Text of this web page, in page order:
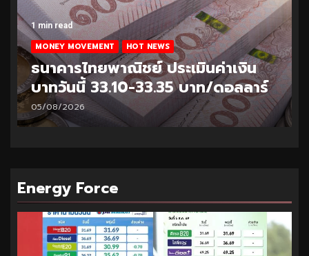
1 min read
MONEY MOVEMENT HOT NEWS
ธนาคารไทยพาณิชย์ ประเมินค่าเงิน
บาทวันนี้ 33.10-33.35 บาท/ดอลลาร์
05/08/2026
Energy Force